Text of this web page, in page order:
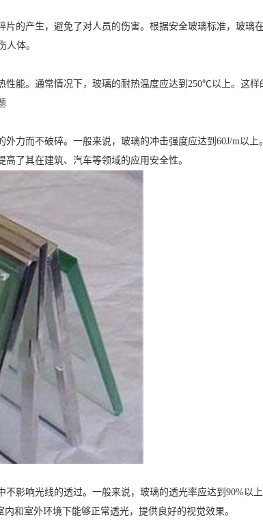
的产生，避免了对人员的伤害。根据安全玻璃标准，玻璃
人体。
性能。通常情况下，玻璃的耐热温度应达到250℃以上。这样
力而不破碎。一般来说，玻璃的冲击强度应达到60J/m以上
了其在建筑、汽车等领域的应用安全性。
影响光线的透过。一般来说，玻璃的透光率应达到90%以
和室外环境下能够正常透光，提供良好的视觉效果。